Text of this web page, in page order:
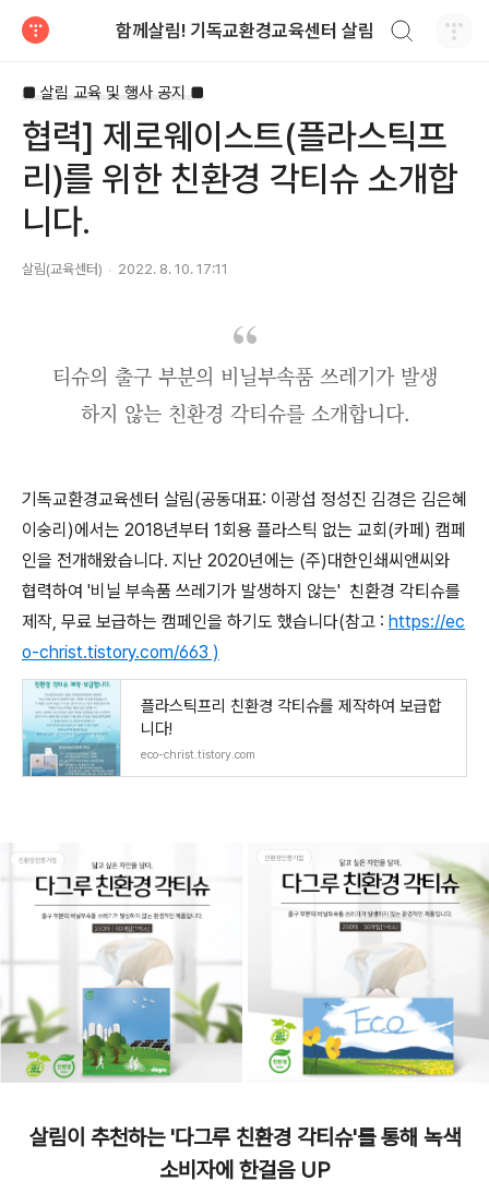
함께살림! 기독교환경교육센터 살림
■ 살림 교육 및 행사 공지 ■
협력] 제로웨이스트(플라스틱프
리)를 위한 친환경 각티슈 소개합
니다.
살림(교육센터) 2022. 8. 10. 17:11
티슈의 출구 부분의 비닐부속품 쓰레기가 발생
하지 않는 친환경 각티슈를 소개합니다.
기독교환경교육센터 살림(공동대표: 이광섭 정성진 김경은 김은혜
이숭리)에서는 2018년부터 1회용 플라스틱 없는 교회(카페) 캠페
인을 전개해왔습니다. 지난 2020년에는 (주)대한인쇄씨앤씨와
협력하여 '비닐 부속품 쓰레기가 발생하지 않는' 친환경 각티슈를
제작, 무료 보급하는 캠페인을 하기도 했습니다(참고 : https://ec
o-christ.tistory.com/663 )
플라스틱프리 친환경 각티슈를 제작하여 보급합
니다!
eco-christ.tistory.com
살림이 추천하는 '다그루 친환경 각티슈'를 통해 녹색
소비자에 한걸음 UP